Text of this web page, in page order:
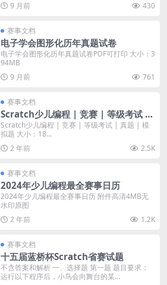
9 月前 430
赛事文档
电子学会图形化历年真题试卷
电子学会图形化历年真题试卷PDF可打印 大小：3
94MB
9 月前
761
赛事文档
Scratch少儿编程 | 竞赛 | 等级考试 |
真题 | 模拟题
Scratch少儿编程 | 竞赛 | 等级考试 | 真题 | 模
拟题 大小：18...
2 年前
2.5K
赛事文档
2024年少儿编程最全赛事日历
2024年少儿编程最全赛事日历 附件高清4MB无
水印原图
2 年前
1.2K
赛事文档
十五届蓝桥杯Scratch省赛试题
不含答案和解析 一、选择题 第一题 题目要求：
运行以下程序后，小鸟会向舞台的某...